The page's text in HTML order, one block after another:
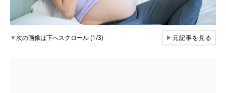
▼次の画像は下へスクロール (1/3) ▶元記事を見る